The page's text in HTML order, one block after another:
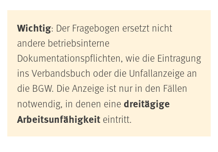
Wichtig: Der Fragebogen ersetzt nicht
andere betriebsinterne
Dokumentationspflichten, wie die Eintragung
ins Verbandsbuch oder die Unfallanzeige an
die BGW. Die Anzeige ist nur in den Fällen
notwendig, in denen eine dreitägige
Arbeitsunfähigkeit eintritt.